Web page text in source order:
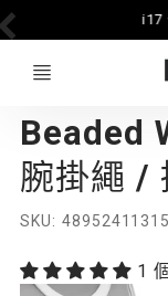
i17
MAGEASY
Beaded
腕掛繩 /
SKU
1